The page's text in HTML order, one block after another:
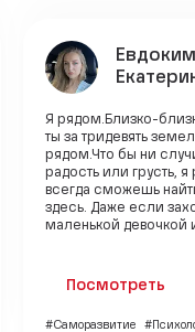
Я рядом.Близко-
ты за тридевять
рядом.Что бы ни
радость или грусть,
всегда сможешь
здесь. Даже если
маленькой девочкой
Посмотреть
#Саморазвитие